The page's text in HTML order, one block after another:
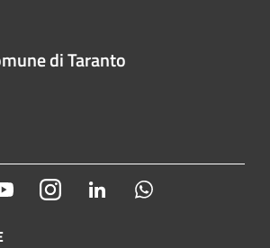
di Taranto
YoutubeInstagram LinkedIn